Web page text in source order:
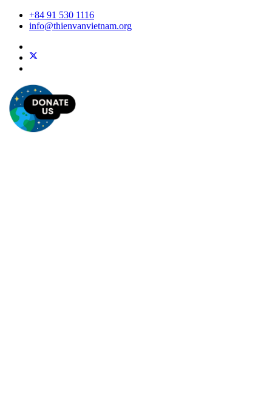
+84 91 530 1116
info@thienvanvietnam.org